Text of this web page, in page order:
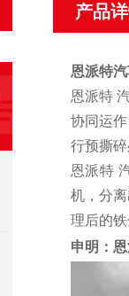
产品
恩派特
恩派特
协同运
行预撕
恩派特
机，分
理后的
申明：